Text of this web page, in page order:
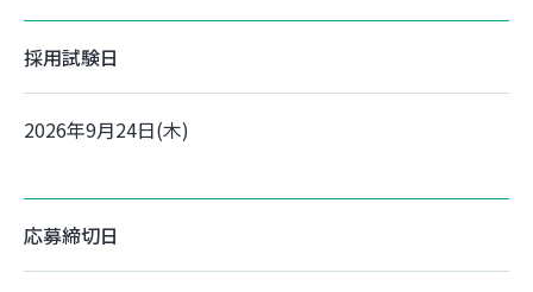
採用試験日
2026年9月24日(木)
応募締切日